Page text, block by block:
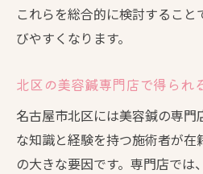
信頼できる美容鍼情報の
美容鍼の正確な情報を
美容鍼サロン選びで重
専門家の意見や実績
美容鍼の最新トレン
これらを総合的に検討するこ
びやすくなります。
北区の美容鍼専門店で得られ
名古屋市北区には美容鍼の専
な知識と経験を持つ施術者が
の大きな要因です。専門店では